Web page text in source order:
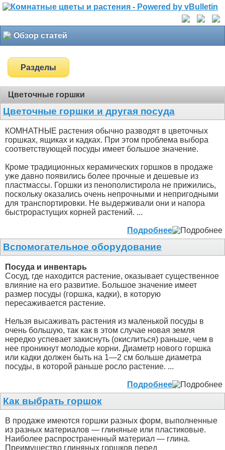
Обзор статей
Разделы
Цветочные горшки
Цветочные горшки и другая посуда
КОМНАТНЫЕ растения обычно разводят в цветочных
горшках, ящиках и кадках. При этом проблема выбора
соответствующей посуды имеет большое значение.
Кроме традиционных керамических горшков в продаже
уже давно появились более прочные и дешевые из
пластмассы. Горшки из пенополистирола не прижились,
поскольку оказались очень непрочными и непригодными
для транспортировки. Не выдерживали они и напора
быстрорастущих корней растений. ...
Подробнее
Вспомогательное оборудование
Посуда и инвентарь
Сосуд, где находится растение, оказывает существенное
влияние на его развитие. Большое значение имеет
размер посуды (горшка, кадки), в которую
пересаживается растение.
Нельзя высаживать растения из маленькой посуды в
очень большую, так как в этом случае новая земля
нередко успевает закиснуть (окислиться) раньше, чем в
нее проникнут молодые корни. Диаметр нового горшка
или кадки должен быть на 1—2 см больше диаметра
посуды, в которой раньше росло растение. ...
Подробнее
Как выбрать горшок
В продаже имеются горшки разных форм, выполненные
из разных материалов — глиняные или пластиковые.
Наиболее распространенный материал — глина.
Преимущество глиняных горшков перед